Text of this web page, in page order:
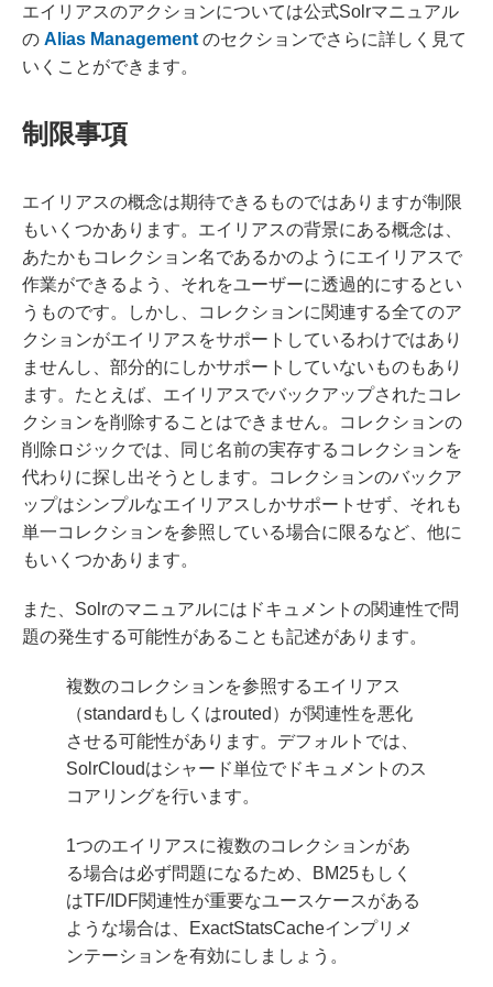
エイリアスのアクションについては公式Solrマニュアル
の Alias Management のセクションでさらに詳しく見て
いくことができます。
制限事項
エイリアスの概念は期待できるものではありますが制限
もいくつかあります。エイリアスの背景にある概念は、
あたかもコレクション名であるかのようにエイリアスで
作業ができるよう、それをユーザーに透過的にするとい
うものです。しかし、コレクションに関連する全てのア
クションがエイリアスをサポートしているわけではあり
ませんし、部分的にしかサポートしていないものもあり
ます。たとえば、エイリアスでバックアップされたコレ
クションを削除することはできません。コレクションの
削除ロジックでは、同じ名前の実存するコレクションを
代わりに探し出そうとします。コレクションのバックア
ップはシンプルなエイリアスしかサポートせず、それも
単一コレクションを参照している場合に限るなど、他に
もいくつかあります。
また、Solrのマニュアルにはドキュメントの関連性で問
題の発生する可能性があることも記述があります。
複数のコレクションを参照するエイリアス
（standardもしくはrouted）が関連性を悪化
させる可能性があります。デフォルトでは、
SolrCloudはシャード単位でドキュメントのス
コアリングを行います。
1つのエイリアスに複数のコレクションがあ
る場合は必ず問題になるため、BM25もしく
はTF/IDF関連性が重要なユースケースがある
ような場合は、ExactStatsCacheインプリメ
ンテーションを有効にしましょう。